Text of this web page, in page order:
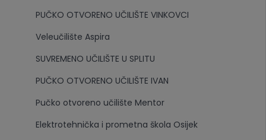
PUČKO OTVORENO UČILIŠTE VINKOVCI
Veleučilište Aspira
SUVREMENO UČILIŠTE U SPLITU
PUČKO OTVORENO UČILIŠTE IVAN
Pučko otvoreno učilište Mentor
Elektrotehnička i prometna škola Osijek